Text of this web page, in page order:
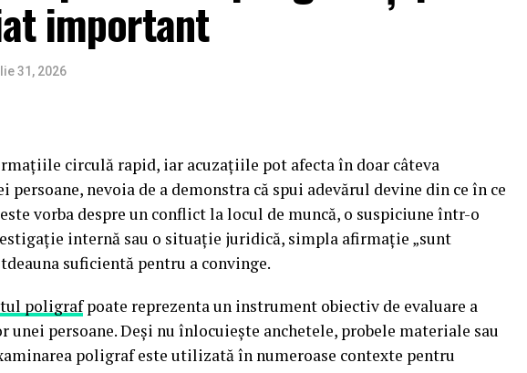
important
31, 2026
circulă rapid, iar acuzațiile pot afecta în doar câteva
nevoia de a demonstra că spui adevărul devine din ce în ce
vorba despre un conflict la locul de muncă, o suspiciune într-o
internă sau o situație juridică, simpla afirmație „sunt
suficientă pentru a convinge.
poligrafpoate reprezenta un instrument obiectiv de evaluare a
persoane. Deși nu înlocuiește anchetele, probele materiale sau
poligraf este utilizată în numeroase contexte pentru